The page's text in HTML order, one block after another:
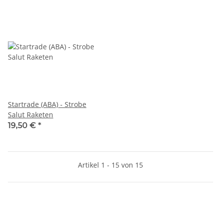
Startrade (ABA) - Strobe
Salut Raketen
19,50 € *
Artikel 1 - 15 von 15